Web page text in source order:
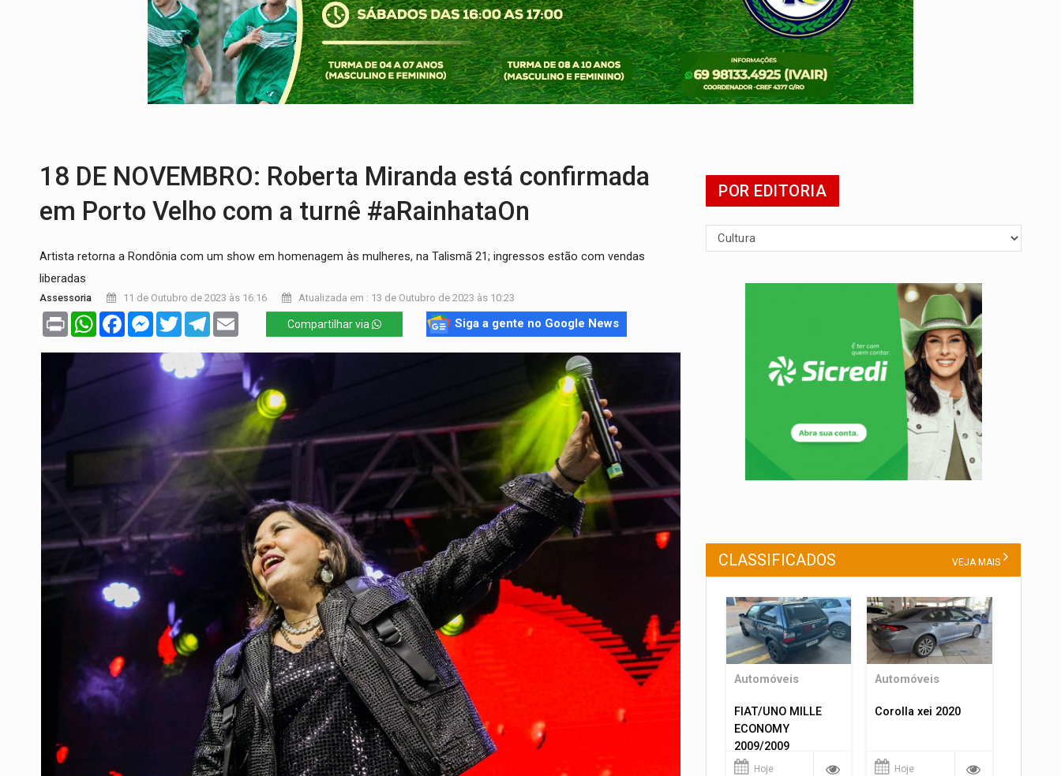
SAÚDE:Anvisa desmente boato sobre presença de plástico ou petróleo em ovos
VÍDEO:Pitbulls fogem de residência e atacam casal de idosos na zona Leste
AÇÃO CONJUNTA:Forças policiais apreendem cerca de 1kg de ouro em Rondônia
18 DE NOVEMBRO: Roberta Miranda está confirmada
em Porto Velho com a turnê #aRainhataOn
Artista retorna a Rondônia com um show em homenagem às mulheres, na Talismã 21; ingressos estão com vendas
liberadas
Assessoria 11 de Outubro de 2023 às 16:16 Atualizada em : 13 de Outubro de 2023 às 10:23
Print WhatsAppFacebookMessenger
TwitterTelegram Compartilhar via Siga a gente no Google News
POR EDITORIA
CLASSIFICADOS VEJA MAIS
Automóveis
FIAT/UNO MILLE
ECONOMY
2009/2009
Hoje
Automóveis
Corolla xei 2020
Hoje